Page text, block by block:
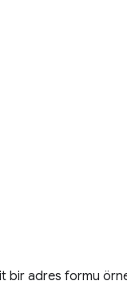
bir adres formu